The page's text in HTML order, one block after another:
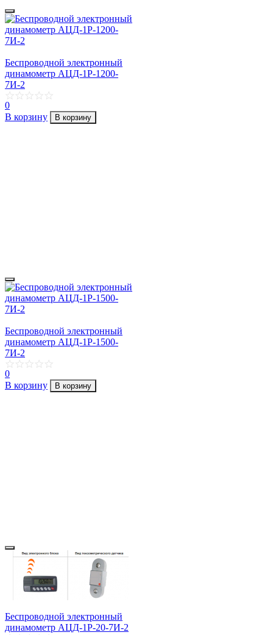
Беспроводной электронный
динамометр АЦД-1Р-1200-
7И-2
0
В корзину
В корзину
Беспроводной электронный
динамометр АЦД-1Р-1500-
7И-2
0
В корзину
В корзину
Беспроводной электронный
динамометр АЦД-1Р-20-7И-2